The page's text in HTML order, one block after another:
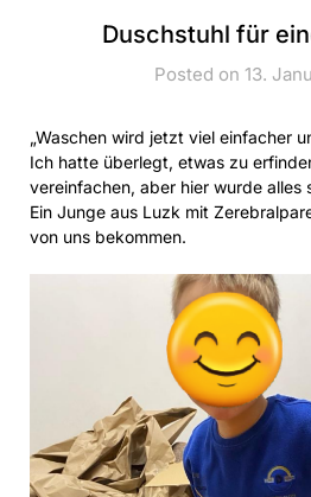
Duschstuhl für
Posted on 13.
„Waschen wird jetzt viel einfacher
Ich hatte überlegt, etwas zu
vereinfachen, aber hier wurde alles
Ein Junge aus Luzk mit
von uns bekommen.